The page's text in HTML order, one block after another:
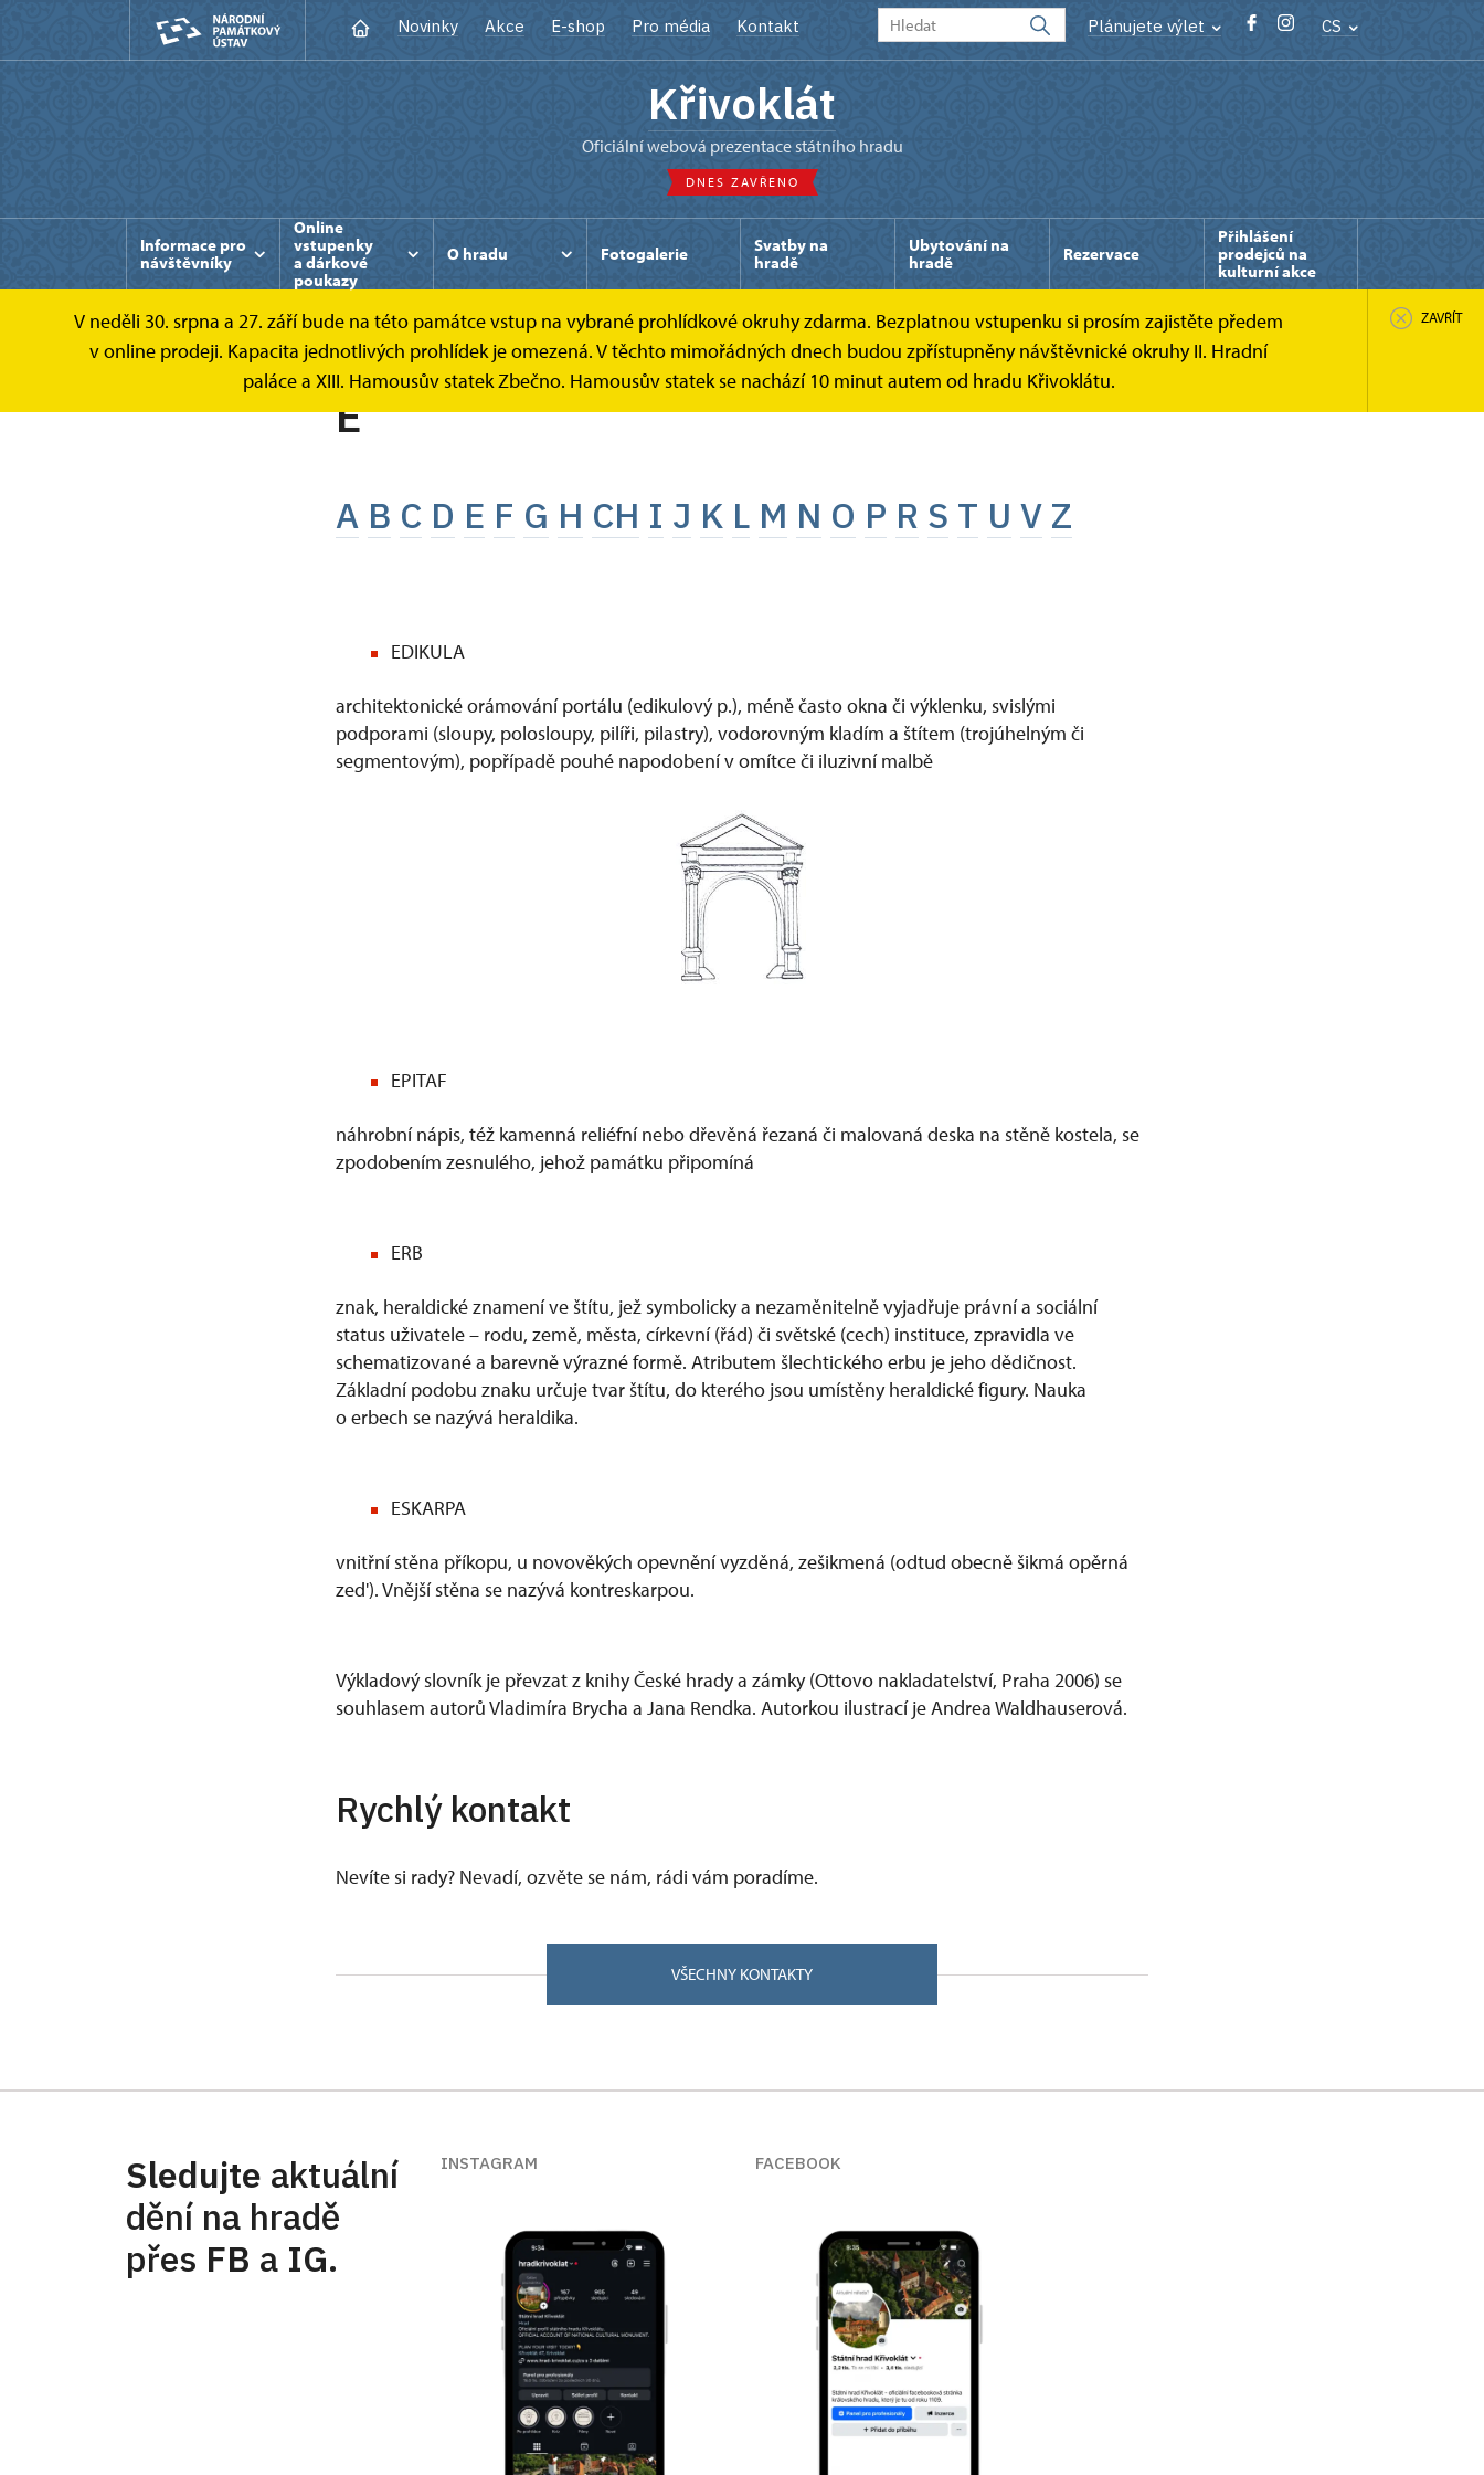
Novinky Akce E-shop Pro média Kontakt Plánujete výlet CS
Křivoklát
oficiální webová prezentace státního hradu
DNES ZAVŘENO
Informace pro
návštěvníky
Online
vstupenky
a dárkové
poukazy
O hradu Fotogalerie
Svatby na
hradě
Ubytování na
hradě
Rezervace
Přihlášení
prodejců na
kulturní akce
V neděli 30. srpna a 27. září bude na této památce vstup na vybrané prohlídkové okruhy zdarma. Bezplatnou vstupenku si prosím zajistěte předem
v online prodeji. Kapacita jednotlivých prohlídek je omezená. V těchto mimořádných dnech budou zpřístupněny návštěvnické okruhy II. Hradní
paláce a XIII. Hamousův statek Zbečno. Hamousův statek se nachází 10 minut autem od hradu Křivoklátu.
ZAVŘÍT
E
A B C D E F G H CH I J K L M N O P R S T U V Z
EDIKULA
architektonické orámování portálu (edikulový p.), méně často okna či výklenku, svislými
podporami (sloupy, polosloupy, pilíři, pilastry), vodorovným kladím a štítem (trojúhelným či
segmentovým), popřípadě pouhé napodobení v omítce či iluzivní malbě
EPITAF
náhrobní nápis, též kamenná reliéfní nebo dřevěná řezaná či malovaná deska na stěně kostela, se
zpodobením zesnulého, jehož památku připomíná
ERB
znak, heraldické znamení ve štítu, jež symbolicky a nezaměnitelně vyjadřuje právní a sociální
status uživatele – rodu, země, města, církevní (řád) či světské (cech) instituce, zpravidla ve
schematizované a barevně výrazné formě. Atributem šlechtického erbu je jeho dědičnost.
Základní podobu znaku určuje tvar štítu, do kterého jsou umístěny heraldické figury. Nauka
o erbech se nazývá heraldika.
ESKARPA
vnitřní stěna příkopu, u novověkých opevnění vyzděná, zešikmená (odtud obecně šikmá opěrná
zed'). Vnější stěna se nazývá kontreskarpou.
Výkladový slovník je převzat z knihy České hrady a zámky (Ottovo nakladatelství, Praha 2006) se
souhlasem autorů Vladimíra Brycha a Jana Rendka. Autorkou ilustrací je Andrea Waldhauserová.
Rychlý kontakt
Nevíte si rady? Nevadí, ozvěte se nám, rádi vám poradíme.
VŠECHNY KONTAKTY
Sledujte aktuální
dění na hradě
přes FB a IG.
INSTAGRAM FACEBOOK